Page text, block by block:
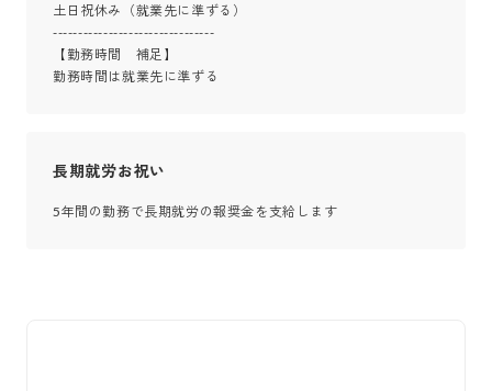
土日祝休み（就業先に準ずる）
--------------------------------
【勤務時間　補足】
勤務時間は就業先に準ずる
長期就労お祝い
5年間の勤務で長期就労の報奨金を支給します